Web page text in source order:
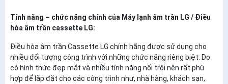
Tính năng – chức năng chính của Máy lạnh âm trần LG / Điều
hòa âm trần cassette LG:
Điều hòa âm trần Cassette LG chính hãng được sử dụng cho
nhiều đối tượng công trình với những chức năng riêng biệt. Do
có hình thức đẹp mắt và nhiều tính năng nổi trội nên rất phù
hợp để lắp đặt cho các công trình như, nhà hàng, khách sạn,